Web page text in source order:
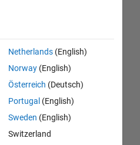
Netherlands(English)
Norway(English)
Österreich (Deutsch)
Portugal (English)
Sweden (English)
Switzerland